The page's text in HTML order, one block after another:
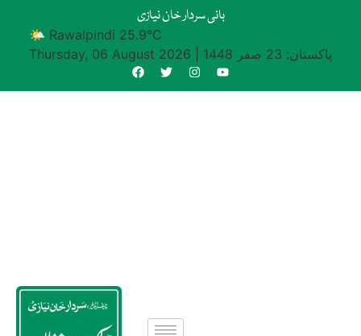
بانی سردار خان نیازی
🌤 Rawalpindi 25.9°C
Thursday, 06 August 2026
پاکستان: 23 صفر 1448